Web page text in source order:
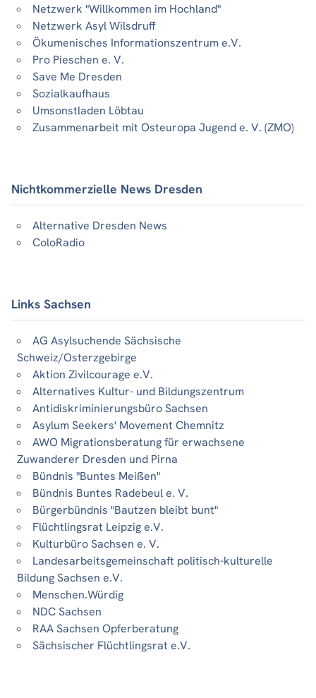
Netzwerk "Willkommen im Hochland"
Netzwerk Asyl Wilsdruff
Ökumenisches Informationszentrum e.V.
Pro Pieschen e. V.
Save Me Dresden
Sozialkaufhaus
Umsonstladen Löbtau
Zusammenarbeit mit Osteuropa Jugend e. V. (ZMO)
Nichtkommerzielle News Dresden
Alternative Dresden News
ColoRadio
Links Sachsen
AG Asylsuchende Sächsische
Schweiz/Osterzgebirge
Aktion Zivilcourage e.V.
Alternatives Kultur- und Bildungszentrum
Antidiskriminierungsbüro Sachsen
Asylum Seekers' Movement Chemnitz
AWO Migrationsberatung für erwachsene
Zuwanderer Dresden und Pirna
Bündnis "Buntes Meißen"
Bündnis Buntes Radebeul e. V.
Bürgerbündnis "Bautzen bleibt bunt"
Flüchtlingsrat Leipzig e.V.
Kulturbüro Sachsen e. V.
Landesarbeitsgemeinschaft politisch-kulturelle
Bildung Sachsen e.V.
Menschen.Würdig
NDC Sachsen
RAA Sachsen Opferberatung
Sächsischer Flüchtlingsrat e.V.